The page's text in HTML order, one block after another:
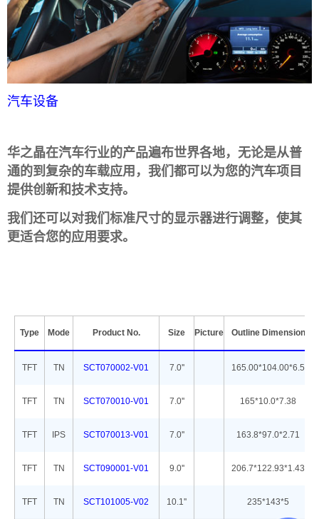
定制品
汽车设备
华之晶在汽车行业的产品遍布世界各地，无论是从普
通的到复杂的车载应用，我们都可以为您的汽车项目
提供创新和技术支持。
我们还可以对我们标准尺寸的显示器进行调整，使其
更适合您的应用要求。
Type Mode Product No. Size Picture Outline Dimension
TFT TN SCT070002-V01 7.0'' 165.00*104.00*6.5
TFT TN SCT070010-V01 7.0'' 165*10.0*7.38
TFT IPS SCT070013-V01 7.0'' 163.8*97.0*2.71
TFT TN SCT090001-V01 9.0'' 206.7*122.93*1.43
TFT TN SCT101005-V02 10.1'' 235*143*5